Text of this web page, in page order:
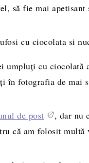
să fie mai
umpluți cu ciocolată
în fotografia de mai
de post
, dar nu
că am folosit multă